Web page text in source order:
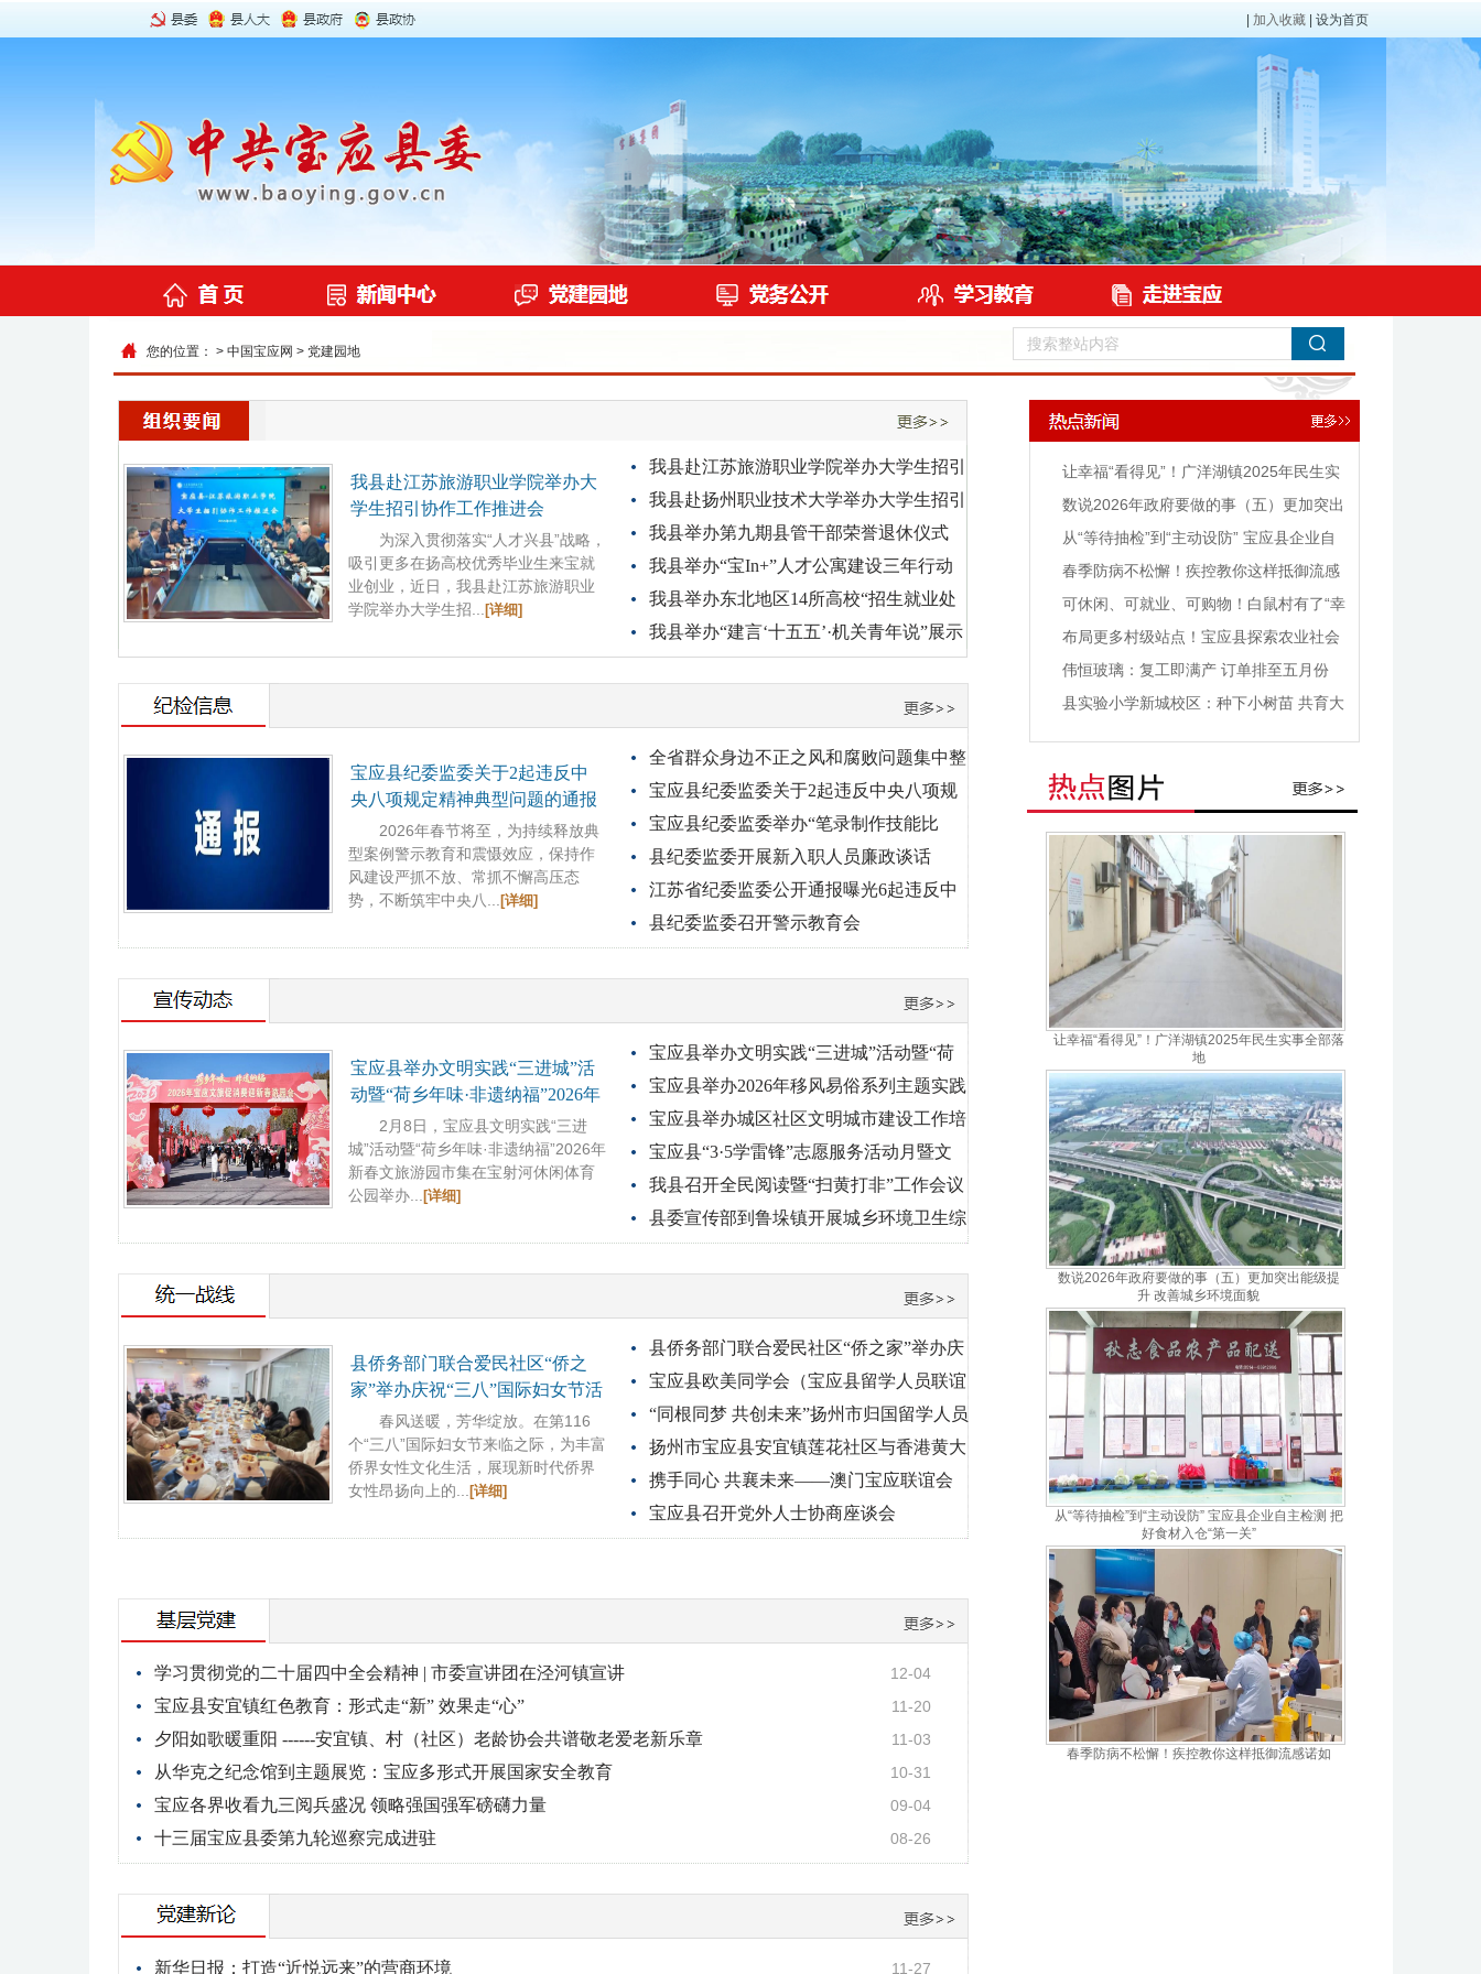
加入收藏 设为首页
您的位置： > 中国宝应网 > 党建园地
我县赴江苏旅游职业学院举办大
学生招引协作工作推进会
为深入贯彻落实“人才兴县”战略，
吸引更多在扬高校优秀毕业生来宝就
业创业，近日，我县赴江苏旅游职业
学院举办大学生招...
[详细]
我县赴江苏旅游职业学院举办大学生招引
协作工作推进会
我县赴扬州职业技术大学举办大学生招引
协作工作推进会
我县举办第九期县管干部荣誉退休仪式
我县举办“宝In+”人才公寓建设三年行动
收官暨2025年建设项目启用
我县举办东北地区14所高校“招生就业处
长宝应行”活动
我县举办“建言‘十五五’·机关青年说”展示
宝应县纪委监委关于2起违反中
央八项规定精神典型问题的通报
2026年春节将至，为持续释放典
型案例警示教育和震慑效应，保持作
风建设严抓不放、常抓不懈高压态
势，不断筑牢中央八...
[详细]
全省群众身边不正之风和腐败问题集中整
治2026年动员部署会召开
宝应县纪委监委关于2起违反中央八项规
定精神典型问题的通报
宝应县纪委监委举办“笔录制作技能比
武”活动
县纪委监委开展新入职人员廉政谈话
江苏省纪委监委公开通报曝光6起违反中
央八项规定精神典型问题
县纪委监委召开警示教育会
宝应县举办文明实践“三进城”活
动暨“荷乡年味·非遗纳福”2026年
新春文旅游园市集
2月8日，宝应县文明实践“三进
城”活动暨“荷乡年味·非遗纳福”2026年
新春文旅游园市集在宝射河休闲体育
公园举办...
[详细]
宝应县举办文明实践“三进城”活动暨“荷
乡年味·非遗纳福”2026年新
宝应县举办2026年移风易俗系列主题实践
活动
宝应县举办城区社区文明城市建设工作培
训班
宝应县“3·5学雷锋”志愿服务活动月暨文
明实践集中活动启动仪式
我县召开全民阅读暨“扫黄打非”工作会议
县委宣传部到鲁垛镇开展城乡环境卫生综
县侨务部门联合爱民社区“侨之
家”举办庆祝“三八”国际妇女节活
春风送暖，芳华绽放。在第116
个“三八”国际妇女节来临之际，为丰富
侨界女性文化生活，展现新时代侨界
女性昂扬向上的...
[详细]
县侨务部门联合爱民社区“侨之家”举办庆
祝“三八”国际妇女节活动
宝应县欧美同学会（宝应县留学人员联谊
会）召开二届三次理事会
“同根同梦 共创未来”扬州市归国留学人员
元宵联谊会成功举办
扬州市宝应县安宜镇莲花社区与香港黄大
仙居民促进会社区共建结对仪式成功
携手同心 共襄未来——澳门宝应联谊会
成立
宝应县召开党外人士协商座谈会
12-04
学习贯彻党的二十届四中全会精神 | 市委宣讲团在泾河镇宣讲
11-20
宝应县安宜镇红色教育：形式走“新” 效果走“心”
11-03
夕阳如歌暖重阳 ------安宜镇、村（社区）老龄协会共谱敬老爱老新乐章
10-31
从华克之纪念馆到主题展览：宝应多形式开展国家安全教育
09-04
宝应各界收看九三阅兵盛况 领略强国强军磅礴力量
08-26
十三届宝应县委第九轮巡察完成进驻
11-27
新华日报：打造“近悦远来”的营商环境
让幸福“看得见”！广洋湖镇2025年民生实
事全部落地
数说2026年政府要做的事（五）更加突出
能级提升 改善城乡环境面貌
从“等待抽检”到“主动设防” 宝应县企业自
主检测 把好食材入仓“第一
春季防病不松懈！疾控教你这样抵御流感
诺如
可休闲、可就业、可购物！白鼠村有了“幸
福茶吧”
布局更多村级站点！宝应县探索农业社会
化“全链”服务新模式
伟恒玻璃：复工即满产 订单排至五月份
抢滩国际市场“开门红”
县实验小学新城校区：种下小树苗 共育大
让幸福“看得见”！广洋湖镇2025年民生实事全部落
地
数说2026年政府要做的事（五）更加突出能级提
升 改善城乡环境面貌
从“等待抽检”到“主动设防” 宝应县企业自主检测 把
好食材入仓“第一关”
春季防病不松懈！疾控教你这样抵御流感诺如